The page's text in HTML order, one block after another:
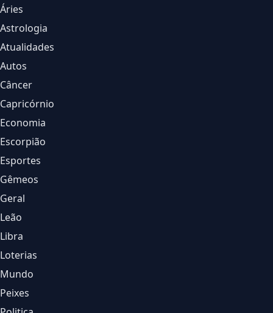
Áries
Astrologia
Atualidades
Autos
Câncer
Capricórnio
Economia
Escorpião
Esportes
Gêmeos
Geral
Leão
Libra
Loterias
Mundo
Peixes